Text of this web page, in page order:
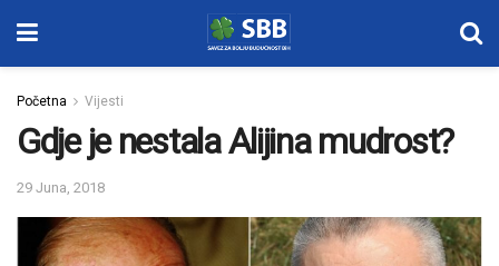
Početna Vijesti
Gdje je nestala Alijina mudrost?
29 Juna, 2018